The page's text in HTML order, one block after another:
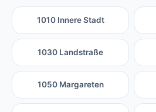
1010 Innere Stadt
1030 Landstraße
1050 Margareten